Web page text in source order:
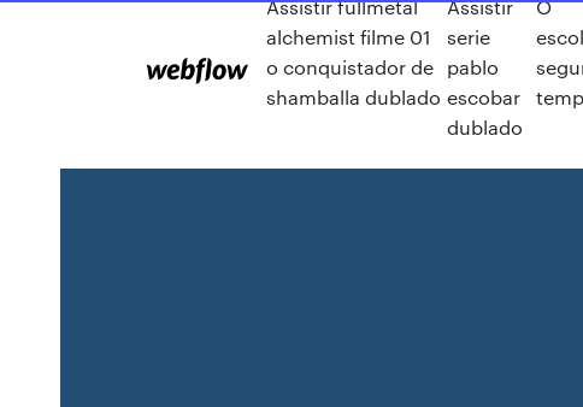
Assistir fullmetal
alchemist filme 01
o conquistador de
shamballa dublado
Assistir
serie
pablo
escobar
dublado
O